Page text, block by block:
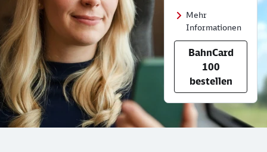
Mehr
Informationen
BahnCard
100
bestellen